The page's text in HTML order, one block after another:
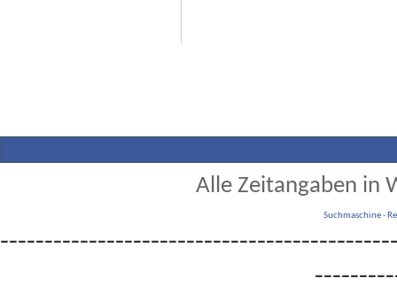
Alle Zeitangaben in
Suchmaschine-